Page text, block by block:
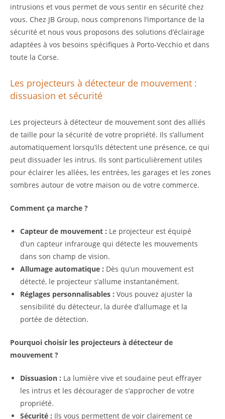
intrusions et vous permet de vous sentir en sécurité chez
vous. Chez JB Group, nous comprenons l’importance de la
sécurité et nous vous proposons des solutions d’éclairage
adaptées à vos besoins spécifiques à Porto-Vecchio et dans
toute la Corse.
Les projecteurs à détecteur de mouvement :
dissuasion et sécurité
Les projecteurs à détecteur de mouvement sont des alliés
de taille pour la sécurité de votre propriété. Ils s’allument
automatiquement lorsqu’ils détectent une présence, ce qui
peut dissuader les intrus. Ils sont particulièrement utiles
pour éclairer les allées, les entrées, les garages et les zones
sombres autour de votre maison ou de votre commerce.
Comment ça marche ?
Capteur de mouvement : Le projecteur est équipé
d’un capteur infrarouge qui détecte les mouvements
dans son champ de vision.
Allumage automatique : Dès qu’un mouvement est
détecté, le projecteur s’allume instantanément.
Réglages personnalisables : Vous pouvez ajuster la
sensibilité du détecteur, la durée d’allumage et la
portée de détection.
Pourquoi choisir les projecteurs à détecteur de
mouvement ?
Dissuasion : La lumière vive et soudaine peut effrayer
les intrus et les décourager de s’approcher de votre
propriété.
Sécurité : Ils vous permettent de voir clairement ce